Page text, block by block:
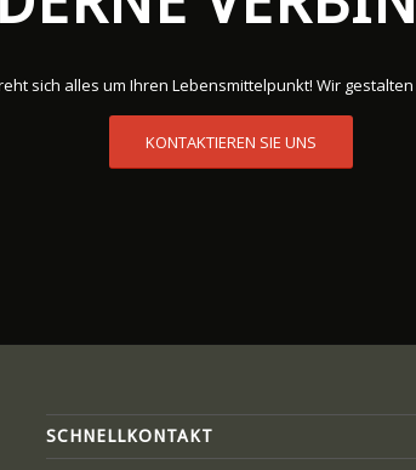
sich alles um Ihren Lebensmittelpunkt! Wir
KONTAKTIEREN SIE UNS
SCHNELLKONTAKT